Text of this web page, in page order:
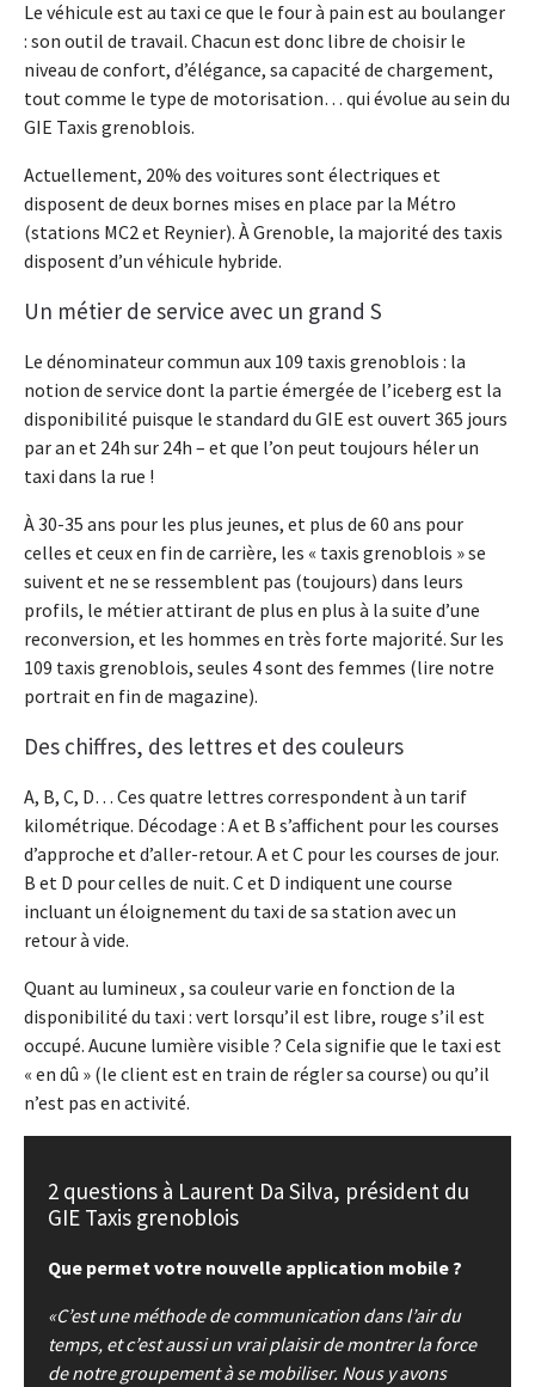
Le véhicule est au taxi ce que le four à pain est au boulanger
: son outil de travail. Chacun est donc libre de choisir le
niveau de confort, d’élégance, sa capacité de chargement,
tout comme le type de motorisation… qui évolue au sein du
GIE Taxis grenoblois.
Actuellement, 20% des voitures sont électriques et
disposent de deux bornes mises en place par la Métro
(stations MC2 et Reynier). À Grenoble, la majorité des taxis
disposent d’un véhicule hybride.
Un métier de service avec un grand S
Le dénominateur commun aux 109 taxis grenoblois : la
notion de service dont la partie émergée de l’iceberg est la
disponibilité puisque le standard du GIE est ouvert 365 jours
par an et 24h sur 24h – et que l’on peut toujours héler un
taxi dans la rue !
À 30-35 ans pour les plus jeunes, et plus de 60 ans pour
celles et ceux en fin de carrière, les « taxis grenoblois » se
suivent et ne se ressemblent pas (toujours) dans leurs
profils, le métier attirant de plus en plus à la suite d’une
reconversion, et les hommes en très forte majorité. Sur les
109 taxis grenoblois, seules 4 sont des femmes (lire notre
portrait en fin de magazine).
Des chiffres, des lettres et des couleurs
A, B, C, D… Ces quatre lettres correspondent à un tarif
kilométrique. Décodage : A et B s’affichent pour les courses
d’approche et d’aller-retour. A et C pour les courses de jour.
B et D pour celles de nuit. C et D indiquent une course
incluant un éloignement du taxi de sa station avec un
retour à vide.
Quant au lumineux , sa couleur varie en fonction de la
disponibilité du taxi : vert lorsqu’il est libre, rouge s’il est
occupé. Aucune lumière visible ? Cela signifie que le taxi est
« en dû » (le client est en train de régler sa course) ou qu’il
n’est pas en activité.
2 questions à Laurent Da Silva, président du
GIE Taxis grenoblois
Que permet votre nouvelle application mobile ?
C’est une méthode de communication dans l’air du
temps, et c’est aussi un vrai plaisir de montrer la force
de notre groupement à se mobiliser. Nous y avons